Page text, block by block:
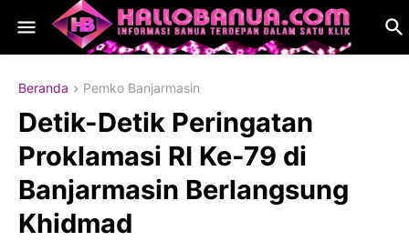
Beranda Pemko Banjarmasin
Detik-Detik Peringatan
Proklamasi RI Ke-79 di
Banjarmasin Berlangsung
Khidmad